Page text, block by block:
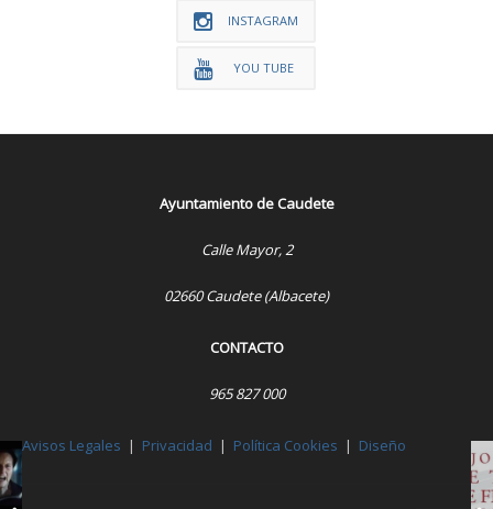
INSTAGRAM
YOU TUBE
Ayuntamiento de Caudete
Calle Mayor, 2
02660 Caudete (Albacete)
CONTACTO
965 827 000
Avisos Legales | Privacidad | Política Cookies | Diseño